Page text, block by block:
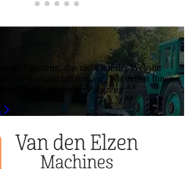
Fahrzeug, das nicht auf der Website
Sie Kontakt mit uns auf. Wir helfen Ihnen
einem passenden Fahrzeug..